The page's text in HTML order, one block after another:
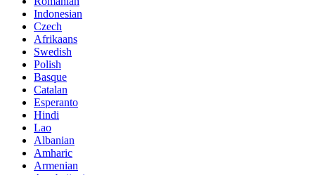
Indonesian
Czech
Afrikaans
Swedish
Polish
Basque
Catalan
Esperanto
Hindi
Lao
Albanian
Amharic
Armenian